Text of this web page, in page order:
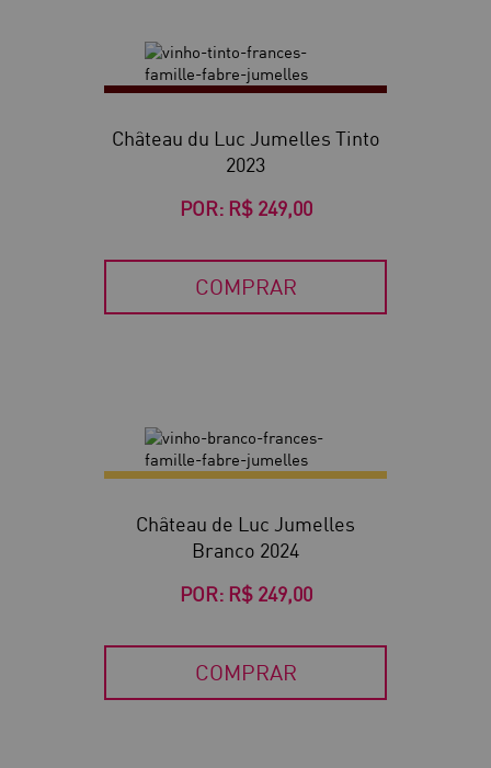
Château du Luc Jumelles Tinto
2023
POR: R$ 249,00
COMPRAR
Château de Luc Jumelles
Branco 2024
POR: R$ 249,00
COMPRAR